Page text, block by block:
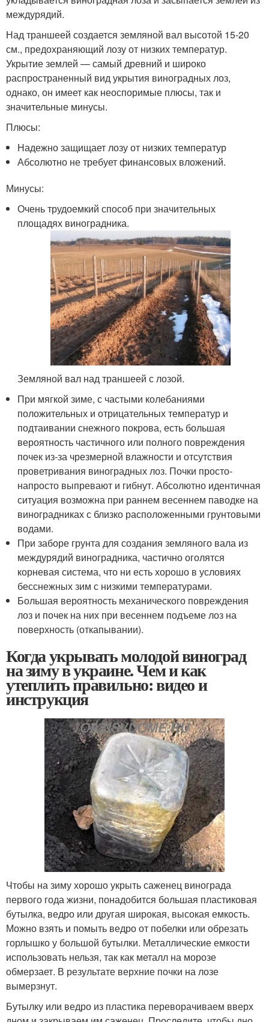
междурядий.
Над траншеей создается земляной вал высотой 15-20
см., предохраняющий лозу от низких температур.
Укрытие землей — самый древний и широко
распространенный вид укрытия виноградных лоз,
однако, он имеет как неоспоримые плюсы, так и
значительные минусы.
Плюсы:
Надежно защищает лозу от низких температур
Абсолютно не требует финансовых вложений.
Минусы:
Очень трудоемкий способ при значительных
площадях виноградника.
Земляной вал над траншеей с лозой.
При мягкой зиме, с частыми колебаниями
положительных и отрицательных температур и
подтаивании снежного покрова, есть большая
вероятность частичного или полного повреждения
почек из-за чрезмерной влажности и отсутствия
проветривания виноградных лоз. Почки просто-
напросто выпревают и гибнут. Абсолютно идентичная
ситуация возможна при раннем весеннем паводке на
виноградниках с близко расположенными грунтовыми
водами.
При заборе грунта для создания земляного вала из
междурядий виноградника, частично оголятся
корневая система, что ни есть хорошо в условиях
бесснежных зим с низкими температурами.
Большая вероятность механического повреждения
лоз и почек на них при весеннем подъеме лоз на
поверхность (откапывании).
Когда укрывать молодой виноград
на зиму в украине. Чем и как
утеплить правильно: видео и
инструкция
Чтобы на зиму хорошо укрыть саженец винограда
первого года жизни, понадобится большая пластиковая
бутылка, ведро или другая широкая, высокая емкость.
Можно взять и помыть ведро от побелки или обрезать
горлышко у большой бутылки. Металлические емкости
использовать нельзя, так как металл на морозе
обмерзает. В результате верхние почки на лозе
вымерзнут.
Бутылку или ведро из пластика переворачиваем вверх